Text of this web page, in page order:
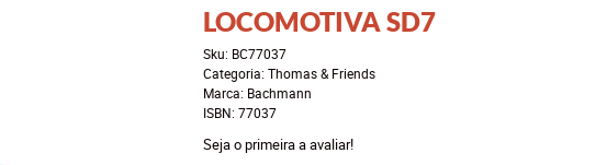
LOCOMOTIVA SD7
Sku: BC77037
Categoria: Thomas & Friends
Marca: Bachmann
ISBN: 77037
Seja o primeira a avaliar!